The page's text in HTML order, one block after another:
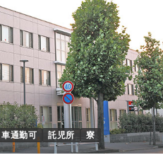
車通勤可 託児所 寮